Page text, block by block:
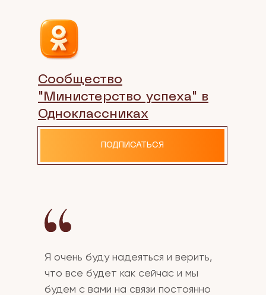
ПОДПИСАТЬСЯ
Сообщество
"Министерство успеха" в
Одноклассниках
Я очень буду надеяться и верить,
что все будет как сейчас и мы
будем с вами на связи постоянно